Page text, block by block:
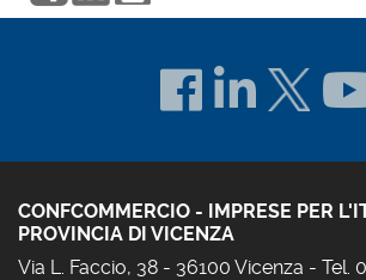
CONFCOMMERCIO - IMPRESE PER
PROVINCIA DI VICENZA
Via L. Faccio, 38 - 36100 Vicenza - Tel.